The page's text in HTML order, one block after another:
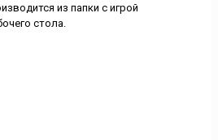
из папки с игрой
стола.